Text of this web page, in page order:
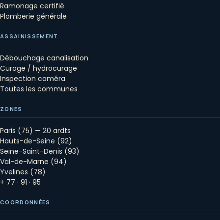
Ramonage certifié
Plomberie générale
ASSAINISSEMENT
Débouchage canalisation
Curage / hydrocurage
Inspection caméra
Toutes les communes
ZONES
Paris (75) — 20 ardts
Hauts-de-Seine (92)
Seine-Saint-Denis (93)
Val-de-Marne (94)
Yvelines (78)
+ 77 · 91 · 95
COORDONNÉES